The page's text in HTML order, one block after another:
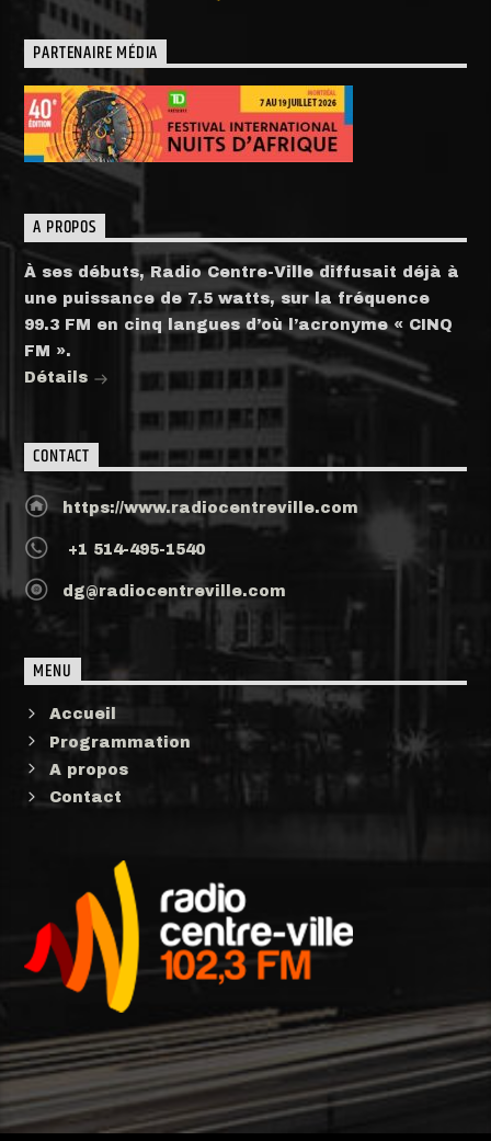
PARTENAIRE MÉDIA
A PROPOS
À ses débuts, Radio Centre-Ville diffusait déjà à
une puissance de 7.5 watts, sur la fréquence
99.3 FM en cinq langues d’où l’acronyme « CINQ
FM ».
Détails
CONTACT
https://www.radiocentreville.com
+1 514-495-1540
dg@radiocentreville.com
MENU
Accueil
Programmation
A propos
Contact